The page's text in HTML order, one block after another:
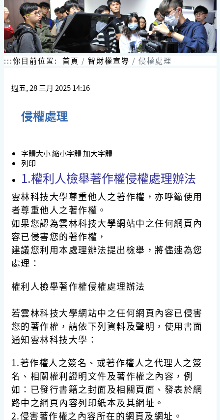
:::你目前位置: 首頁 智財權宣導 侵權處理
週五, 28 三月 2025 14:16
侵權處理
字體大小縮小字體加大字體
列印
1.權利人檢舉著作權侵權處理辦法
雲林科技大學尊重他人之著作權，亦呼籲使用
者尊重他人之著作權。
如果您認為雲林科技大學網站中之任何網頁內
容已侵害您的著作權，
建議您利用本處理辦法提出檢舉，將儘速為您
處理：
權利人檢舉著作權侵權處理辦法
若雲林科技大學網站中之任何網頁內容已侵害
您的著作權，請依下列資料及聲明，使用書面
通知雲林科技大學：
1.著作權人之簽名、或著作權人之代理人之簽
名、相關權利證明文件及著作權之內容，例
如：已發行書籍之封面及相關頁面、發表於網
路中之網頁內容列印紙本及其網址。
2.侵害著作權之內容所在的網頁及網址。